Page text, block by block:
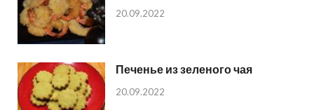
20.09.2022
Печенье из зеленого чая
20.09.2022